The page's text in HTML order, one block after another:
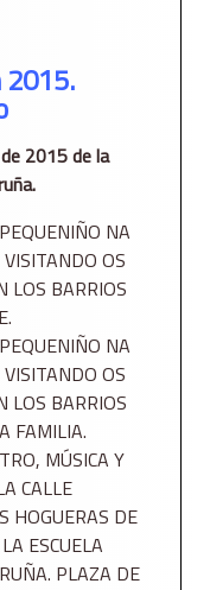
2015.
2015 de la
NA
OS
LOS BARRIOS
NA
OS
LOS BARRIOS
FAMILIA.
MÚSICA Y
CALLE
HOGUERAS DE
ESCUELA
PLAZA DE